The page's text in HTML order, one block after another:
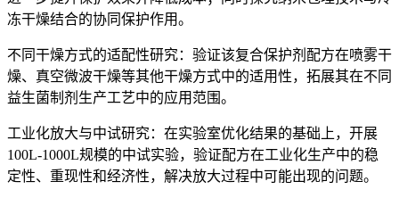
冻干燥结合的协同保护作用。
不同干燥方式的适配性研究：验证该复合保护剂配方在喷雾干
燥、真空微波干燥等其他干燥方式中的适用性，拓展其在不同
益生菌制剂生产工艺中的应用范围。
工业化放大与中试研究：在实验室优化结果的基础上，开展
100L-1000L规模的中试实验，验证配方在工业化生产中的稳
定性、重现性和经济性，解决放大过程中可能出现的问题。